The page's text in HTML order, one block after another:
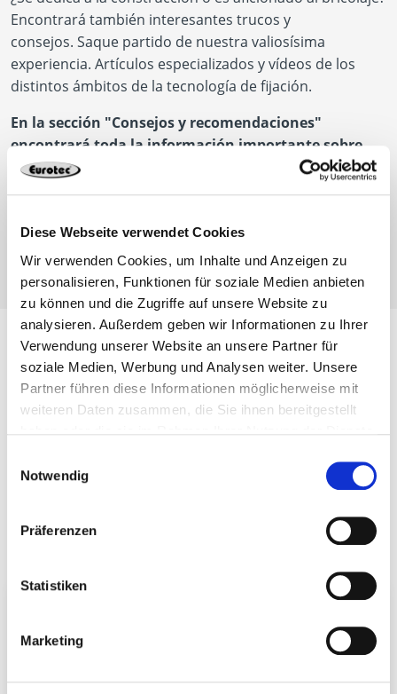
Diese Webseite verwendet Cookies
Wir verwenden Cookies, um Inhalte und Anzeigen zu
personalisieren, Funktionen für soziale Medien anbieten
zu können und die Zugriffe auf unsere Website zu
analysieren. Außerdem geben wir Informationen zu Ihrer
Verwendung unserer Website an unsere Partner für
soziale Medien, Werbung und Analysen weiter. Unsere
Partner führen diese Informationen möglicherweise mit
weiteren Daten zusammen, die Sie ihnen bereitgestellt
Notwendig
Präferenzen
Statistiken
Marketing
Encontrará también interesantes trucos y
consejos. Saque partido de nuestra valiosísima
experiencia. Artículos especializados y vídeos de los
distintos ámbitos de la tecnología de fijación.
En la sección "Consejos y recomendaciones"
encontrará toda la información importante sobre
nuestros productos.
Más novedades
Aquí encontrará información y noticias sobre
Descubra nuevos catálogos, productos u otros
We will be temporarily unavailable by telephone
from 12:00 on 7 August 2026 due to a technical